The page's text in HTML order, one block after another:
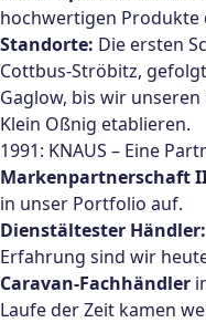
hochwertigen Produkte
Standorte: Die ersten
Cottbus-Ströbitz,
Gaglow, bis wir
Klein Oßnig etablieren.
1991: KNAUS – Eine
Markenpartnerschaft
in unser Portfolio auf.
Dienstältester Händler:
Erfahrung sind wir
Caravan-Fachhändler
Laufe der Zeit kamen